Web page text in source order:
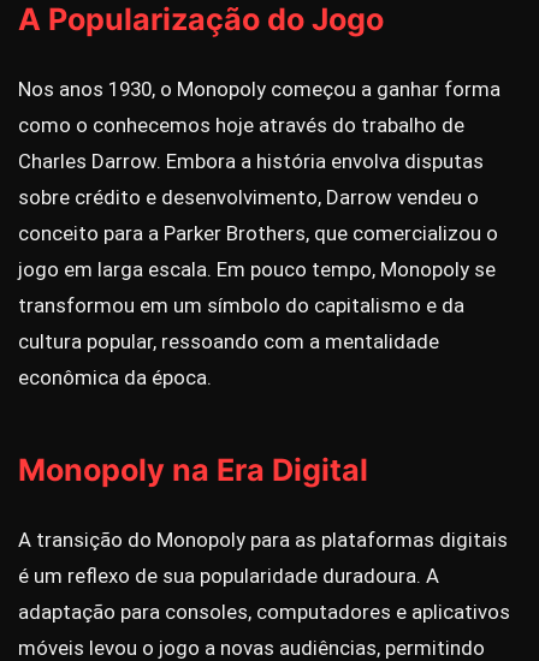
A Popularização do Jogo
Nos anos 1930, o Monopoly começou a ganhar forma
como o conhecemos hoje através do trabalho de
Charles Darrow. Embora a história envolva disputas
sobre crédito e desenvolvimento, Darrow vendeu o
conceito para a Parker Brothers, que comercializou o
jogo em larga escala. Em pouco tempo, Monopoly se
transformou em um símbolo do capitalismo e da
cultura popular, ressoando com a mentalidade
econômica da época.
Monopoly na Era Digital
A transição do Monopoly para as plataformas digitais
é um reflexo de sua popularidade duradoura. A
adaptação para consoles, computadores e aplicativos
móveis levou o jogo a novas audiências, permitindo